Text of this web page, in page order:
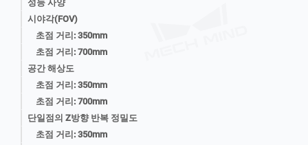
성능 사양
시야각(FOV)
초점 거리: 350mm
초점 거리: 700mm
공간 해상도
초점 거리: 350mm
초점 거리: 700mm
단일점의 Z방향 반복 정밀도
초점 거리: 350mm